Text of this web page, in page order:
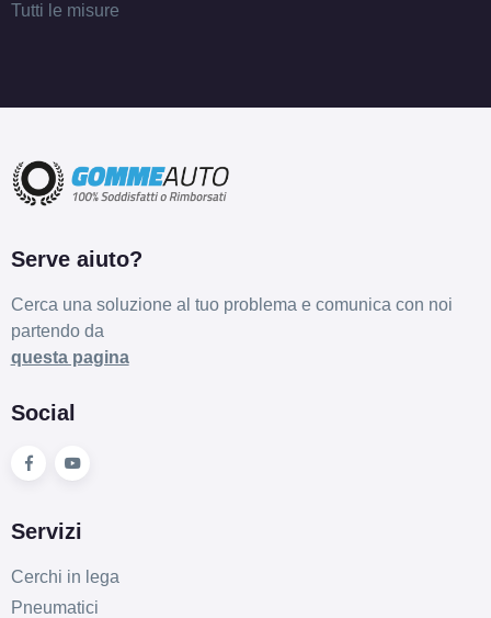
MAK Fatale Silver 5 fori
MAK Fatale Silver 4 fori
17" 7X17 ET35 4x98
MAK Fatale Silver 5 fori
17" 7.5X17 ET41 5x110
Foro centrale: 65.1mm
17" 7X17 ET38 4x100
Esaurito
MAK Fatale Silver 4 fori
17" 7X17 ET32 4x108
Tutti le misure
Serve aiuto?
Cerca una soluzione al tuo problema e comunica con noi
partendo da
questa pagina
Social
Servizi
Cerchi in lega
Pneumatici